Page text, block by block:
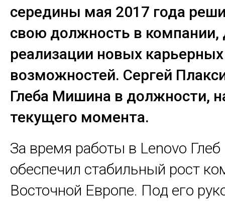
середины мая 2017 года
свою должность в компании,
реализации новых карьерных
возможностей. Сергей
Глеба Мишина в должности,
текущего момента.
За время работы в Lenovo
обеспечил стабильный рост
Восточной Европе. Под его